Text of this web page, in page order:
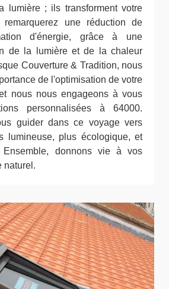
lumière ; ils transforment votre
remarquerez une réduction de
d'énergie, grâce à une
de la lumière et de la chaleur
Couverture & Tradition, nous
de l'optimisation de votre
nous nous engageons à vous
personnalisées à 64000.
guider dans ce voyage vers
lumineuse, plus écologique, et
Ensemble, donnons vie à vos
naturel.